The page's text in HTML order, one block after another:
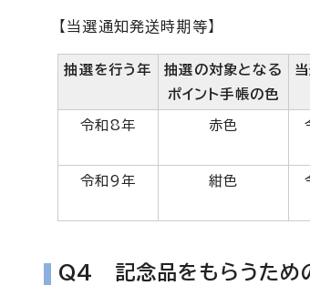
【当選通知発送時期等】
抽選を行う年
抽選の対象となる
ポイント手帳の色
令和8年 赤色
令和9年 紺色
Q4 記念品をもらうため